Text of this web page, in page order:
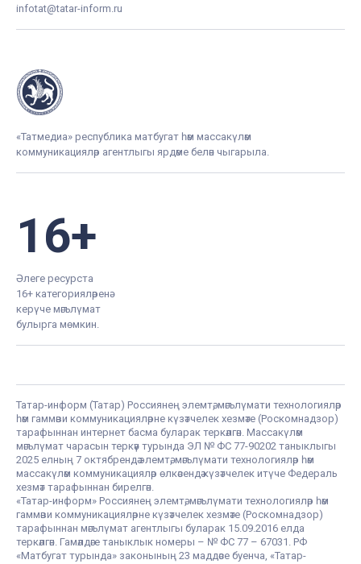
infotat@tatar-inform.ru
«Татмедиа» республика матбугат һәм массакүләм
коммуникацияләр агентлыгы ярдәме белән чыгарыла.
16+
Әлеге ресурста
16+ категорияләренә
керүче мәгълүмат
булырга мөмкин.
Татар-информ (Татар) Россиянең элемтә, мәгълүмати технологияләр
һәм гаммәви коммуникацияләрне күзәтчелек хезмәте (Роскомнадзор)
тарафыннан интернет басма буларак теркәлгән. Массакүләм
мәгълүмат чарасын теркәү турында ЭЛ № ФС 77-90202 таныклыгы
2025 елның 7 октябрендә элемтә, мәгълүмати технологияләр һәм
массакүләм коммуникацияләр өлкәсендә күзәтчелек итүче Федераль
хезмәт тарафыннан бирелгән.
«Татар-информ» Россиянең элемтә, мәгълүмати технологияләр һәм
гаммәви коммуникацияләрне күзәтчелек хезмәте (Роскомнадзор)
тарафыннан мәгълүмат агентлыгы буларак 15.09.2016 елда
теркәлгән. Гамәлдәге таныклык номеры – № ФС 77 – 67031. РФ
«Матбугат турында» законының 23 маддәсе буенча, «Татар-